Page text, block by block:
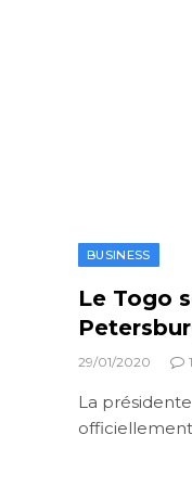
BUSINESS
Le Togo
29/01/2020 1
La